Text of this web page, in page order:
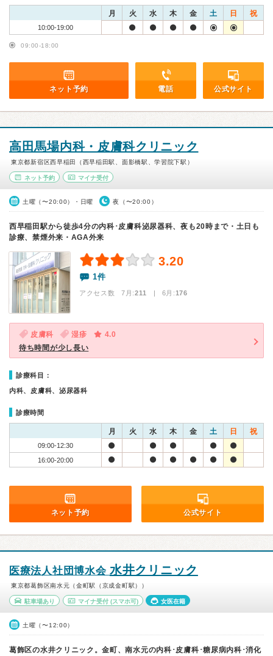
月 火 水 木 金 土 日 祝
10:00-19:00
09:00-18:00
ネット予約 電話 公式サイト
高田馬場内科・皮膚科クリニック
東京都新宿区西早稲田（西早稲田駅、面影橋駅、学習院下駅）
ネット予約 マイナ受付
土曜（〜20:00）・日曜 夜（〜20:00）
西早稲田駅から徒歩4分の内科･皮膚科泌尿器科、夜も20時まで・土日も
診療、禁煙外来・AGA外来
3.20
1件
アクセス数 7月:211 | 6月:176
皮膚科 湿疹
4.0
待ち時間が少し長い
診療科目：
内科、皮膚科、泌尿器科
診療時間
月 火 水 木 金 土 日 祝
09:00-12:30
16:00-20:00
ネット予約 公式サイト
医療法人社団博水会 水井クリニック
東京都葛飾区南水元（金町駅（京成金町駅））
駐車場あり マイナ受付(スマホ可) 女医在籍
土曜（〜12:00）
葛飾区の水井クリニック。金町、南水元の内科･皮膚科･糖尿病内科･消化